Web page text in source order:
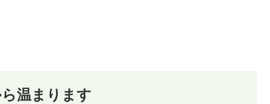
温まります